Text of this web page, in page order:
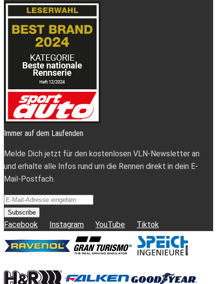
Immer auf dem Laufenden
Melde Dich jetzt für den kostenlosen VLN-Newsletter an
und erhalte alle Infos rund um die Rennen direkt in dein E-
Mail-Postfach.
Subscribe
Facebook Instagram YouTube Tiktok